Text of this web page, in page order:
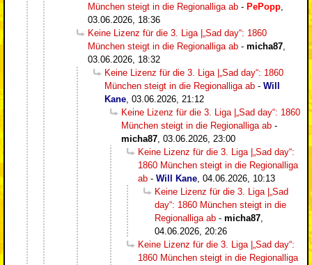
München steigt in die Regionalliga ab - PePopp,
03.06.2026, 18:36
Keine Lizenz für die 3. Liga |„Sad day“: 1860
München steigt in die Regionalliga ab - micha87,
03.06.2026, 18:32
Keine Lizenz für die 3. Liga |„Sad day“: 1860
München steigt in die Regionalliga ab - Will
Kane, 03.06.2026, 21:12
Keine Lizenz für die 3. Liga |„Sad day“: 1860
München steigt in die Regionalliga ab -
micha87, 03.06.2026, 23:00
Keine Lizenz für die 3. Liga |„Sad day“:
1860 München steigt in die Regionalliga
ab - Will Kane, 04.06.2026, 10:13
Keine Lizenz für die 3. Liga |„Sad
day“: 1860 München steigt in die
Regionalliga ab - micha87,
04.06.2026, 20:26
Keine Lizenz für die 3. Liga |„Sad day“:
1860 München steigt in die Regionalliga